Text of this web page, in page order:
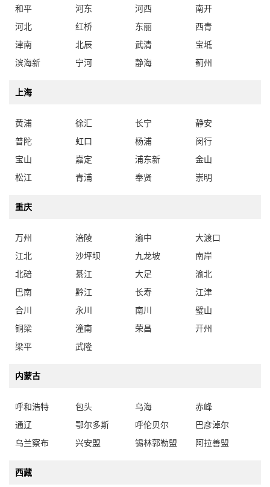
和平 河东 河西
南开
河北
红桥 东丽
西青
津南
北辰 武清
宝坻
滨海新
宁河 静海 蓟州
上海
黄浦 徐汇 长宁
静安
普陀
虹口 杨浦
闵行
宝山
嘉定 浦东新
金山
松江
青浦 奉贤 崇明
重庆
万州 涪陵 渝中
大渡口
江北
沙坪坝 九龙坡
南岸
北碚
綦江 大足
渝北
巴南
黔江 长寿
江津
合川
永川 南川
璧山
铜梁
潼南 荣昌
开州
梁平
武隆
内蒙古
呼和浩特 包头 乌海
赤峰
通辽
鄂尔多斯 呼伦贝尔
巴彦淖尔
乌兰察布
兴安盟 锡林郭勒盟 阿拉善盟
西藏